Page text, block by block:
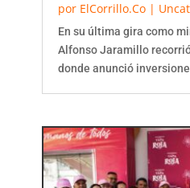
por ElCorrillo.Co |
En su última gira como
Alfonso Jaramillo
donde anunció